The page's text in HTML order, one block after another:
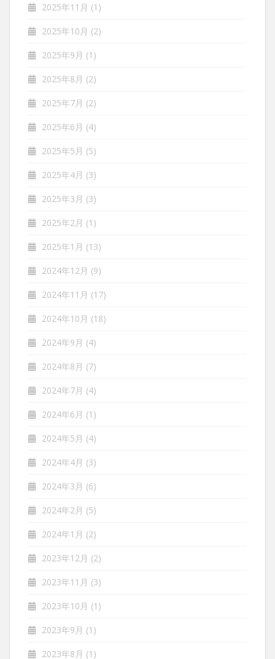
2025年11月 (1)
2025年10月 (2)
2025年9月 (1)
2025年8月 (2)
2025年7月 (2)
2025年6月 (4)
2025年5月 (5)
2025年4月 (3)
2025年3月 (3)
2025年2月 (1)
2025年1月 (13)
2024年12月 (9)
2024年11月 (17)
2024年10月 (18)
2024年9月 (4)
2024年8月 (7)
2024年7月 (4)
2024年6月 (1)
2024年5月 (4)
2024年4月 (3)
2024年3月 (6)
2024年2月 (5)
2024年1月 (2)
2023年12月 (2)
2023年11月 (3)
2023年10月 (1)
2023年9月 (1)
2023年8月 (1)